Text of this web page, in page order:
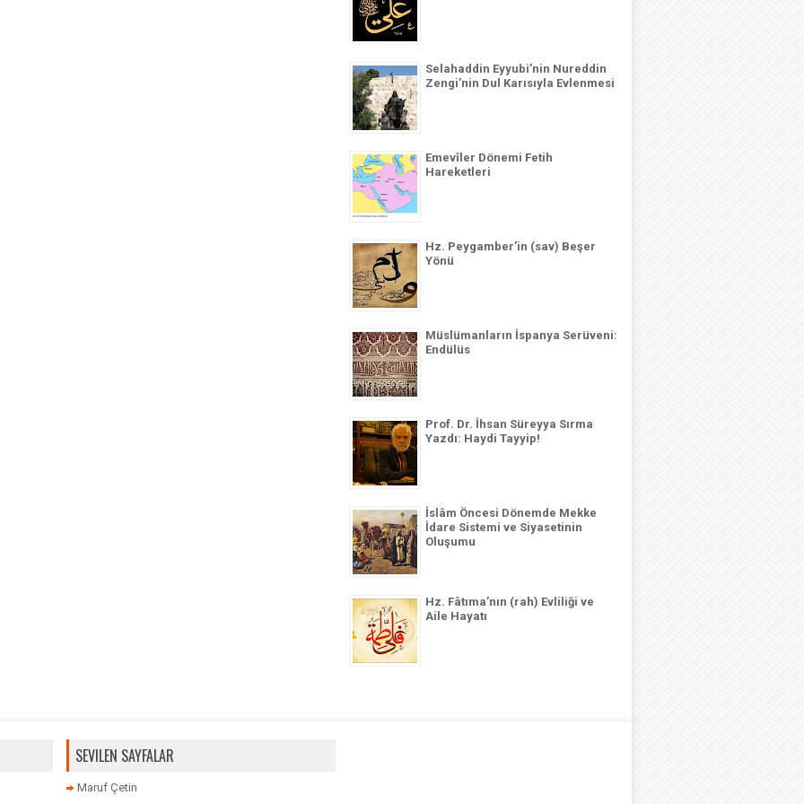
Selahaddin Eyyubi’nin Nureddin
Zengi’nin Dul Karısıyla Evlenmesi
Emevîler Dönemi Fetih
Hareketleri
Hz. Peygamber’in (sav) Beşer
Yönü
Müslümanların İspanya Serüveni:
Endülüs
Prof. Dr. İhsan Süreyya Sırma
Yazdı: Haydi Tayyip!
İslâm Öncesi Dönemde Mekke
İdare Sistemi ve Siyasetinin
Oluşumu
Hz. Fâtıma’nın (rah) Evliliği ve
Aile Hayatı
SEVILEN SAYFALAR
Maruf Çetin